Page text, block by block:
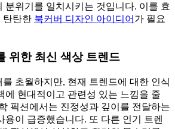
분위기를 일치시키는 것입니다. 이를 효
탄탄한 북커버 디자인 아이디어 가 필요
위한 최신 색상 트렌드
초월하지만, 현재 트렌드에 대한 인식
에 현대적이고 관련성 있는 느낌을 줄
픽션에서는 진정성과 깊이를 전달하는
용이 급증했습니다. 또 다른 인기 트렌